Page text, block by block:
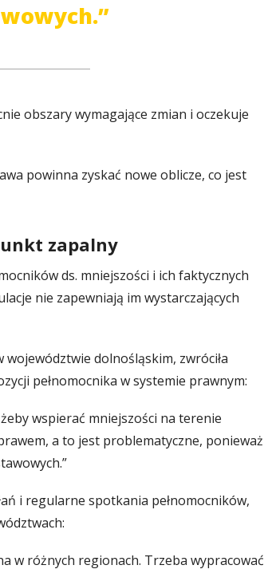
obszary wymagające zmian i oczekuje
powinna zyskać nowe oblicze, co jest
zapalny
ds. mniejszości i ich faktycznych
nie zapewniają im wystarczających
województwie dolnośląskim, zwróciła
pełnomocnika w systemie prawnym:
wspierać mniejszości na terenie
a to jest problematyczne, ponieważ
i regularne spotkania pełnomocników,
w różnych regionach. Trzeba wypracować